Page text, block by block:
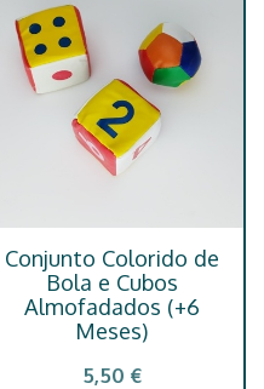
Conjunto Colorido de
Bola e Cubos
Almofadados (+6
Meses)
5,50 €